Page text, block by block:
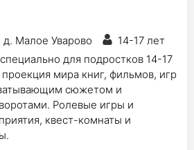
д. Малое Уварово
14-17 лет
для подростков 14-17
мира книг, фильмов, игр
сюжетом и
Ролевые игры и
квест-комнаты и